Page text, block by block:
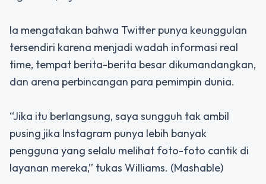
Ia mengatakan bahwa Twitter punya keunggulan
tersendiri karena menjadi wadah informasi real
time, tempat berita-berita besar dikumandangkan,
dan arena perbincangan para pemimpin dunia.
“Jika itu berlangsung, saya sungguh tak ambil
pusing jika Instagram punya lebih banyak
pengguna yang selalu melihat foto-foto cantik di
layanan mereka,” tukas Williams. (Mashable)